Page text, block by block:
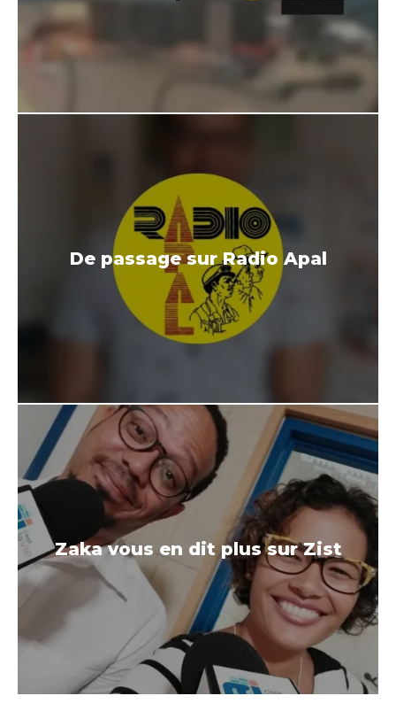
De passage sur Radio Apal
Zaka vous en dit plus sur Zist